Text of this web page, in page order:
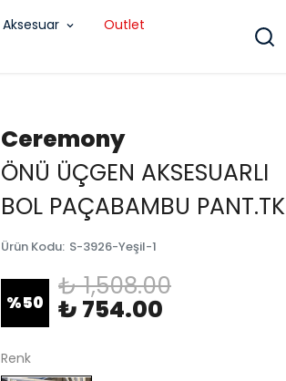
Aksesuar
Outlet
Ceremony
ÖNÜ ÜÇGEN AKSESUARLI
BOL PAÇABAMBU PANT.TK
Ürün Kodu: S-3926-Yeşil-1
%50
₺ 1,508.00
₺ 754.00
Renk